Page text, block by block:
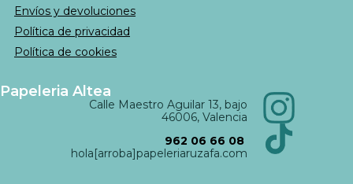
Envíos y devoluciones
Política de privacidad
Política de cookies
Papeleria Altea
Calle Maestro Aguilar 13, bajo
46006, Valencia
962 06 66 08
hola[arroba]papeleriaruzafa.com